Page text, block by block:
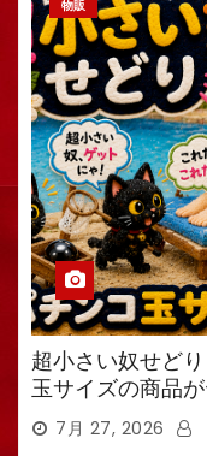
物販
超小さい奴せどり
玉サイズの商品
7月 27, 2026